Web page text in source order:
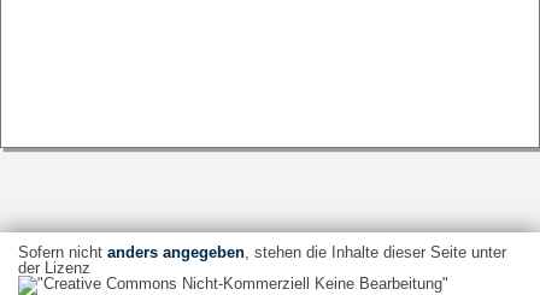
Sofern nicht anders angegeben, stehen die Inhalte dieser Seite unter
der Lizenz